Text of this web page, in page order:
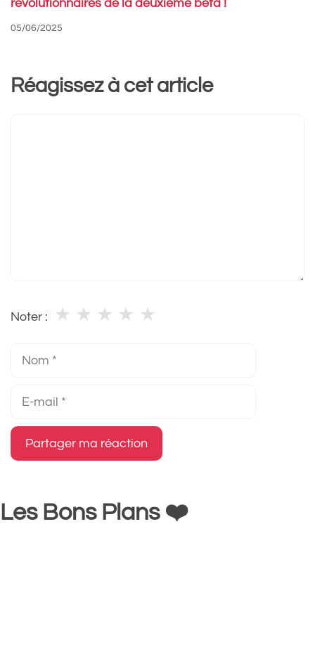
révolutionnaires de la deuxième beta !
05/06/2025
Réagissez à cet article
Noter : ★
★
★
★
★
Les Bons Plans ❤️